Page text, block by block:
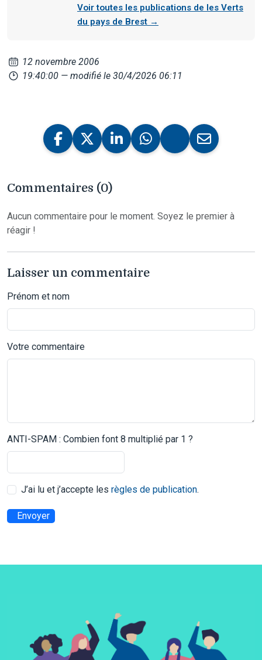
Voir toutes les publications de les Verts
du pays de Brest →
12 novembre 2006
19:40:00 — modifié le 30/4/2026 06:11
Commentaires (0)
Aucun commentaire pour le moment. Soyez le premier à
réagir !
Laisser un commentaire
Prénom et nom
Votre commentaire
ANTI-SPAM : Combien font 8 multiplié par 1 ?
J’ai lu et j’accepte les règles de publication.
Envoyer